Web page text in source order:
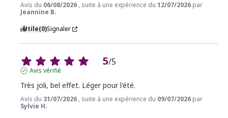
Avis du 06/08/2026 , suite à une expérience du 12/07/2026 par
Jeannine B.
Utile(0)Signaler
5/5
Avis vérifié
Très joli, bel effet. Léger pour l'été.
Avis du 31/07/2026 , suite à une expérience du 09/07/2026 par
Sylvie H.